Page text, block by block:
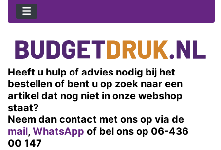
Heeft u hulp of advies nodig bij het
bestellen of bent u op zoek naar een
artikel dat nog niet in onze webshop
staat?
Neem dan contact met ons op via de
mail, WhatsApp of bel ons op 06-436
00 147